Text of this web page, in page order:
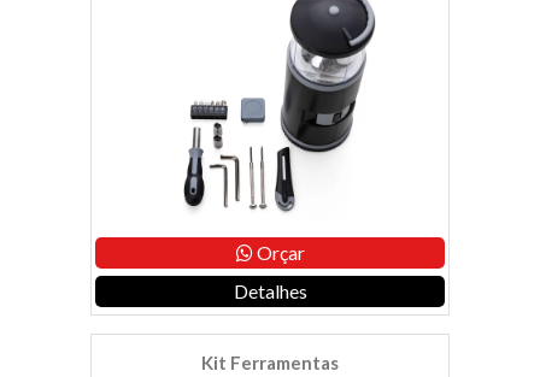
Orçar
Detalhes
Kit Ferramentas